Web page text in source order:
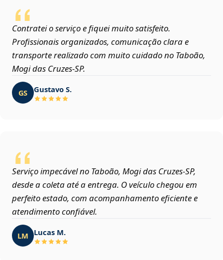
Contratei o serviço e fiquei muito satisfeito.
Profissionais organizados, comunicação clara e
transporte realizado com muito cuidado no Taboão,
Mogi das Cruzes‑SP.
GS Gustavo S.
Serviço impecável no Taboão, Mogi das Cruzes‑SP,
desde a coleta até a entrega. O veículo chegou em
perfeito estado, com acompanhamento eficiente e
atendimento confiável.
LM Lucas M.